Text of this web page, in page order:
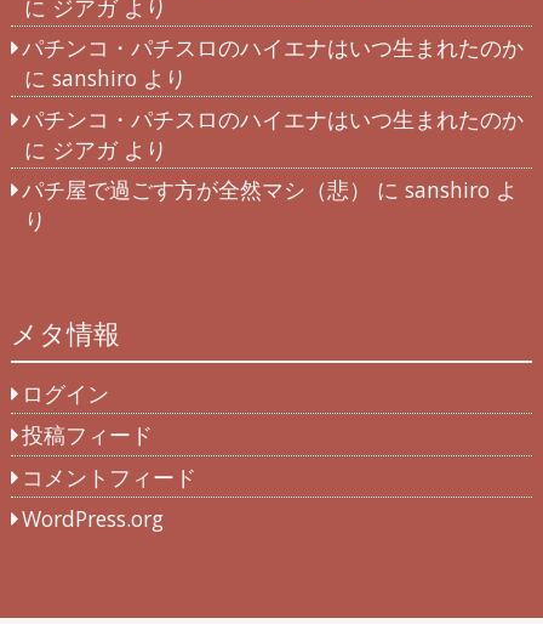
に ジアガより
パチンコ・パチスロのハイエナはいつ生まれたのか
に sanshiro より
パチンコ・パチスロのハイエナはいつ生まれたのか
に ジアガより
パチ屋で過ごす方が全然マシ（悲）
にsanshiro よ
り
メタ情報
ログイン
投稿フィード
コメントフィード
WordPress.org